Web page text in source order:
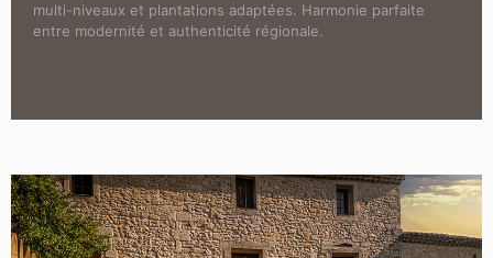
multi-niveaux et plantations adaptées. Harmonie parfaite
entre modernité et authenticité régionale.